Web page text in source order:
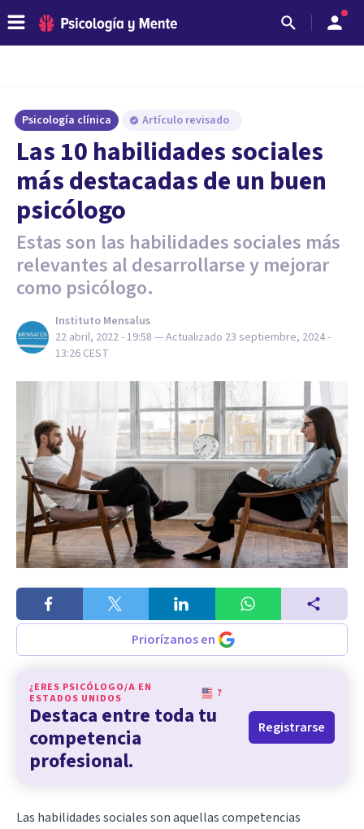
Psicología clínica Artículo revisado
Las 10 habilidades sociales
más destacadas de un buen
psicólogo
Estas son las habilidades sociales más
relevantes al desarrollarse y mejorar
como psicólogo.
Instituto Mensalus
22 abril, 2022 - 19:58 — Actualizado 23 septiembre, 2024 -
13:26 CEST
Priorízanos en
¿ERES PSICÓLOGO/A EN
ESTADOS UNIDOS
?
Destaca entre toda tu
competencia
profesional.
Registrarse
Las habilidades sociales son aquellas competencias